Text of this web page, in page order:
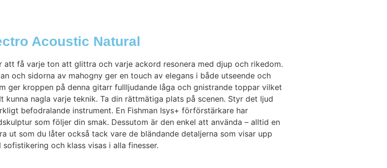
Acoustic Natural
få varje ton att glittra och varje ackord resonera med djup och rikedom.
och sidorna av mahogny ger en touch av elegans i både utseende och
ger kroppen på denna gitarr fullljudande låga och gnistrande toppar vilket
nagla varje teknik. Ta din rättmätiga plats på scenen. Styr det ljud
befodralande instrument. En Fishman Isys+ förförstärkare har
som följer din smak. Dessutom är den enkel att använda – alltid en
ut som du låter också tack vare de bländande detaljerna som visar upp
och klass visas i alla finesser.